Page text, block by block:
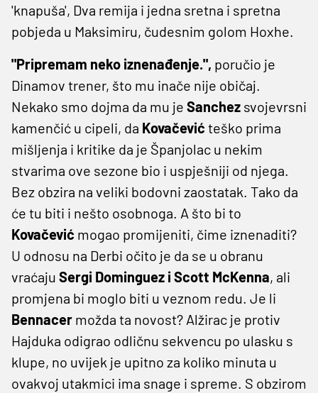
'knapuša', Dva remija i jedna sretna i spretna
pobjeda u Maksimiru, čudesnim golom Hoxhe.
"Pripremam neko iznenađenje.", poručio je
Dinamov trener, što mu inače nije običaj.
Nekako smo dojma da mu je Sanchez svojevrsni
kamenčić u cipeli, da Kovačević teško prima
mišljenja i kritike da je Španjolac u nekim
stvarima ove sezone bio i uspješniji od njega.
Bez obzira na veliki bodovni zaostatak. Tako da
će tu biti i nešto osobnoga. A što bi to
Kovačević mogao promijeniti, čime iznenaditi?
U odnosu na Derbi očito je da se u obranu
vraćaju Sergi Dominguez i Scott McKenna, ali
promjena bi moglo biti u veznom redu. Je li
Bennacer možda ta novost? Alžirac je protiv
Hajduka odigrao odličnu sekvencu po ulasku s
klupe, no uvijek je upitno za koliko minuta u
ovakvoj utakmici ima snage i spreme. S obzirom